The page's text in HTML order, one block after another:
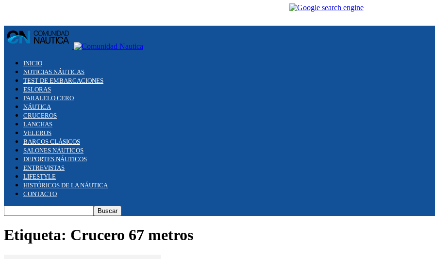
INICIO
NOTICIAS NÁUTICAS
TEST DE EMBARCACIONES
ESLORAS
PARALELO CERO
NÁUTICA
CRUCEROS
LANCHAS
VELEROS
BARCOS CLÁSICOS
SALONES NÁUTICOS
DEPORTES NÁUTICOS
ENTREVISTAS
LIFESTYLE
HISTÓRICOS DE LA NÁUTICA
CONTACTO
Etiqueta: Crucero 67 metros